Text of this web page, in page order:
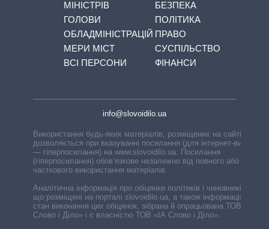
МІНІСТРІВ
ГОЛОВИ
ОБЛАДМІНІСТРАЦІЙ
МЕРИ МІСТ
ВСІ ПЕРСОНИ
БЕЗПЕКА
ПОЛІТИКА
ПРАВО
СУСПІЛЬСТВО
ФІНАНСИ
info@slovoidilo.ua
Використання будь-яких матеріалів, розміщених на сайті,
дозволяється при вказуванні посилання (для інтернет-видань
— гіперпосилання) на www.slovoidilo.ua. Посилання
(гіперпосилання) обов’язкове незалежно від повного або
часткового використання матеріалів.
Аналітична інформація про обіцянки політиків і чиновників,
що розміщені на порталі slovoidilo.ua, а також інформація про
стан виконання цих обіцянок, зібрана й опрацьована ТОВ «ІА
Слово і Діло» і є власністю ТОВ «ІА Слово і Діло».